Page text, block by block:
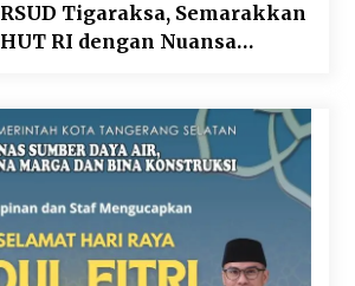
RSUD Tigaraksa, Semarakkan
HUT RI dengan Nuansa